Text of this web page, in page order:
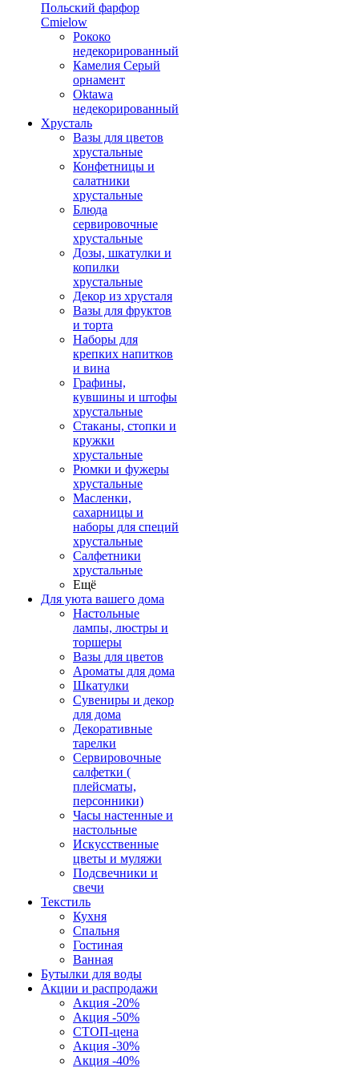
Польский фарфор
Сmielow
Рококо
недекорированный
Камелия Серый
орнамент
Oktawa
недекорированный
Хрусталь
Вазы для цветов
хрустальные
Конфетницы и
салатники
хрустальные
Блюда
сервировочные
хрустальные
Дозы, шкатулки и
копилки
хрустальные
Декор из хрусталя
Вазы для фруктов
и торта
Наборы для
крепких напитков
и вина
Графины,
кувшины и штофы
хрустальные
Стаканы, стопки и
кружки
хрустальные
Рюмки и фужеры
хрустальные
Масленки,
сахарницы и
наборы для специй
хрустальные
Салфетники
хрустальные
Ещё
Для уюта вашего дома
Настольные
лампы, люстры и
торшеры
Вазы для цветов
Ароматы для дома
Шкатулки
Сувениры и декор
для дома
Декоративные
тарелки
Сервировочные
салфетки (
плейсматы,
персонники)
Часы настенные и
настольные
Искусственные
цветы и муляжи
Подсвечники и
свечи
Текстиль
Кухня
Спальня
Гостиная
Ванная
Бутылки для воды
Акции и распродажи
Акция -20%
Акция -50%
СТОП-цена
Акция -30%
Акция -40%